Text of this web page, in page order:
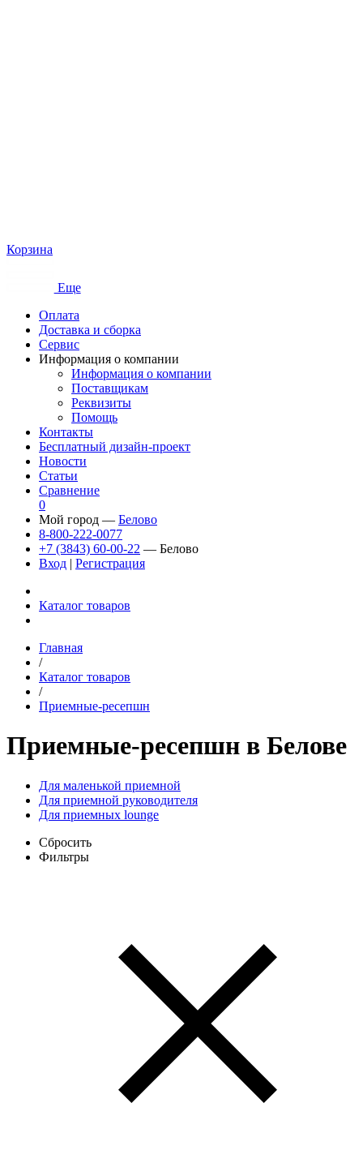
Корзина
Еще
Оплата
Доставка и сборка
Сервис
Информация о компании
Информация о компании
Поставщикам
Реквизиты
Помощь
Контакты
Бесплатный дизайн-проект
Новости
Статьи
Сравнение
0
Мой город — Белово
8-800-222-0077
+7 (3843) 60-00-22 — Белово
Вход | Регистрация
Каталог товаров
Главная
/
Каталог товаров
/
Приемные-ресепшн
Приемные-ресепшн в Белове
Для маленькой приемной
Для приемной руководителя
Для приемных lounge
Сбросить
Фильтры